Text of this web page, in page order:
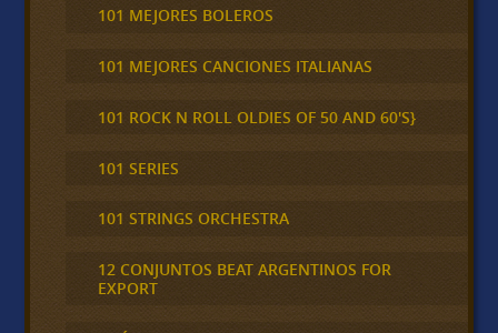
101 MEJORES BOLEROS
101 MEJORES CANCIONES ITALIANAS
101 ROCK N ROLL OLDIES OF 50 AND 60'S}
101 SERIES
101 STRINGS ORCHESTRA
12 CONJUNTOS BEAT ARGENTINOS FOR
EXPORT